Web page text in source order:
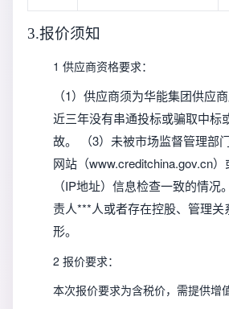
3.报价须知
1 供应商资格要求：
（1）供应商须为华能集团供
近三年没有串通投标或骗取中标
故。 （3）未被市场监督管理部
网站（www.creditchina.gov.cn
（IP地址）信息检查一致的情
责人***人或者存在控股、管理
形。
2 报价要求：
本次报价要求为含税价，需提供增